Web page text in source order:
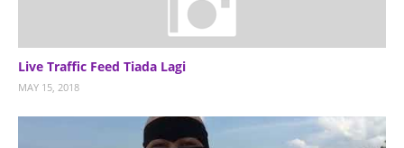
Live Traffic Feed Tiada Lagi
MAY 15, 2018